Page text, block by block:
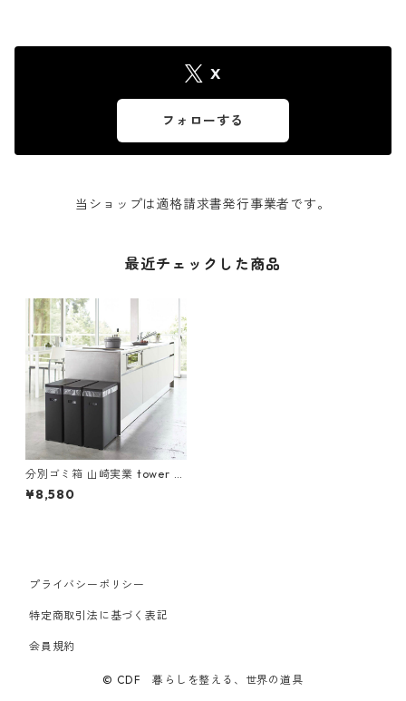
X
フォローする
当ショップは適格請求書発行事業者です。
最近チェックした商品
分別ゴミ箱 山崎実業 tower タ
ワー スリム蓋付きゴミ箱 3個
組 ブラック
¥8,580
プライバシーポリシー
特定商取引法に基づく表記
会員規約
© CDF 暮らしを整える、世界の道具